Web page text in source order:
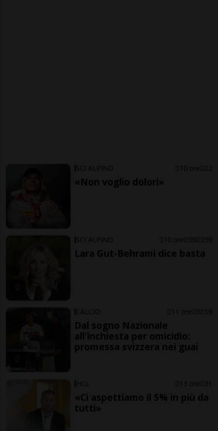
SCI ALPINO 10 ore 22
«Non voglio dolori»
SCI ALPINO 10 ore 59 259
Lara Gut-Behrami dice basta
CALCIO 11 ore 3 19
Dal sogno Nazionale
all'inchiesta per omicidio:
promessa svizzera nei guai
HCL 13 ore 31
«Ci aspettiamo il 5% in più da
tutti»